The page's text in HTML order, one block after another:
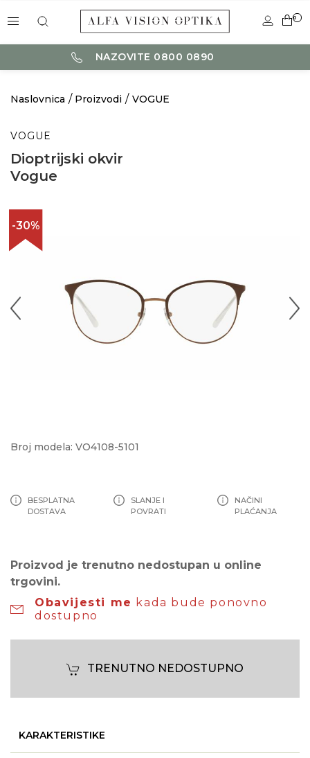
0
NAZOVITE 0800 0890
Naslovnica Proizvodi VOGUE
VOGUE
Dioptrijski okvir
Vogue
-30%
Broj modela: VO4108-5101
BESPLATNA
DOSTAVA
SLANJE I
POVRATI
NAČINI
PLAĆANJA
Proizvod je trenutno nedostupan u online
trgovini.
Obavijesti me kada bude ponovno
dostupno
TRENUTNO NEDOSTUPNO
KARAKTERISTIKE